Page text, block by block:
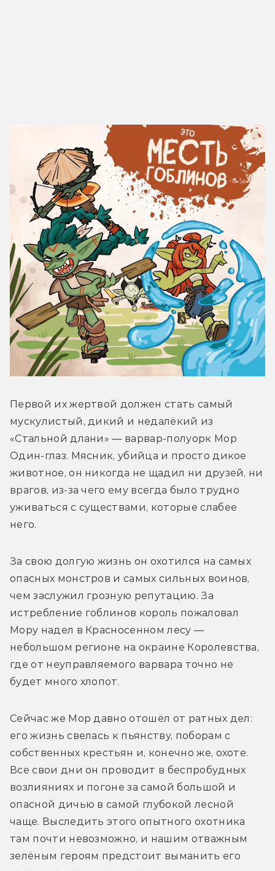
Первой их жертвой должен стать самый
мускулистый, дикий и недалёкий из
«Стальной длани» — варвар-полуорк Мор
Один-глаз. Мясник, убийца и просто дикое
животное, он никогда не щадил ни друзей, ни
врагов, из-за чего ему всегда было трудно
уживаться с существами, которые слабее
него.
За свою долгую жизнь он охотился на самых
опасных монстров и самых сильных воинов,
чем заслужил грозную репутацию. За
истребление гоблинов король пожаловал
Мору надел в Красносенном лесу —
небольшом регионе на окраине Королевства,
где от неуправляемого варвара точно не
будет много хлопот.
Сейчас же Мор давно отошёл от ратных дел:
его жизнь свелась к пьянству, поборам с
собственных крестьян и, конечно же, охоте.
Все свои дни он проводит в беспробудных
возлияниях и погоне за самой большой и
опасной дичью в самой глубокой лесной
чаще. Выследить этого опытного охотника
там почти невозможно, и нашим отважным
зелёным героям предстоит выманить его